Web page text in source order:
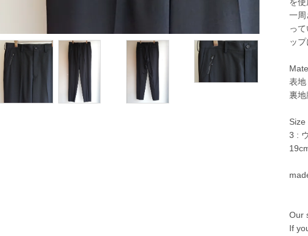
を
一周
っ
ップ
表地
裏地
Size
3 :
Our
If